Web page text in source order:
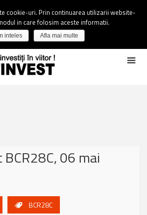
06 mai
BCR28C
cookie-uri. Prin continuarea utilizarii website-
in care folosim aceste informatii.
inteles Afla mai multe